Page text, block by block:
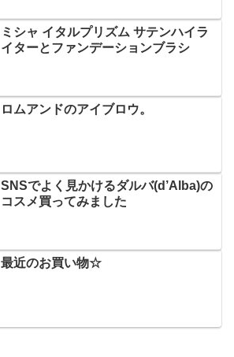
ミシャ イタルプリズム サテンハイラ
イターとファンデーションブラシ
ロムアンドのアイブロウ。
SNSでよく見かけるダルバ(d’Alba)の
コスメ買ってみました
最近のお買い物☆